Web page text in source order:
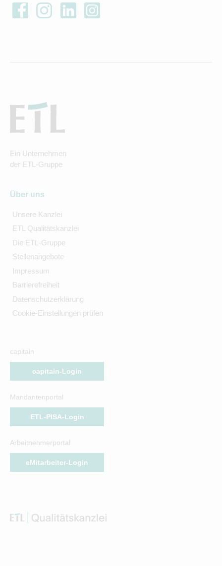
Ein Unternehmen
der ETL-Gruppe
Über uns
Unsere Kanzlei
ETL Qualitätskanzlei
Die ETL-Gruppe
Stellenangebote
Impressum
Barrierefreiheit
Datenschutzerklärung
Cookie-Einstellungen prüfen
capitain
capitain-Login
Mandantenportal
ETL-PISA-Login
Arbeitnehmerportal
eMitarbeiter-Login